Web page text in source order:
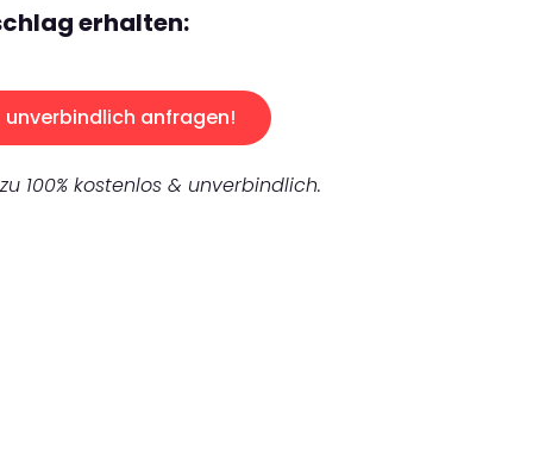
erhalten:
unverbindlich anfragen!
100% kostenlos & unverbindlich.